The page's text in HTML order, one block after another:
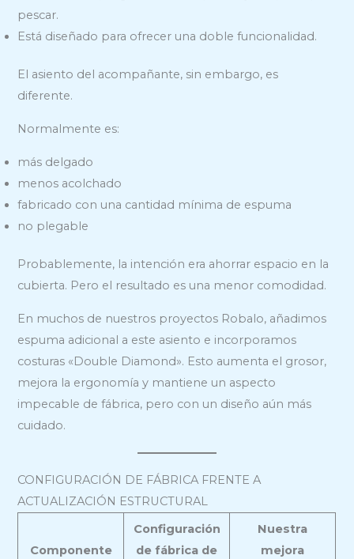
pescar.
Está diseñado para ofrecer una doble funcionalidad.
El asiento del acompañante, sin embargo, es
diferente.
Normalmente es:
más delgado
menos acolchado
fabricado con una cantidad mínima de espuma
no plegable
Probablemente, la intención era ahorrar espacio en la
cubierta. Pero el resultado es una menor comodidad.
En muchos de nuestros proyectos Robalo, añadimos
espuma adicional a este asiento e incorporamos
costuras «Double Diamond». Esto aumenta el grosor,
mejora la ergonomía y mantiene un aspecto
impecable de fábrica, pero con un diseño aún más
cuidado.
CONFIGURACIÓN DE FÁBRICA FRENTE A
ACTUALIZACIÓN ESTRUCTURAL
Componente
Configuración
de fábrica de
Nuestra
mejora